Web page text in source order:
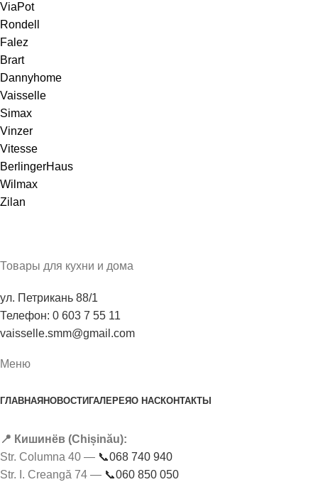
ViaPot
Rondell
Falez
Brart
Dannyhome
Vaisselle
Simax
Vinzer
Vitesse
BerlingerHaus
Wilmax
Zilan
Товары для кухни и дома
ул. Петрикань 88/1
Телефон: 0 603 7 55 11
vaisselle.smm@gmail.com
Меню
ГЛАВНАЯ НОВОСТИ ГАЛЕРЕЯО НАСКОНТАКТЫ
📍 Кишинёв (Chișinău):
Str. Columna 40 — 📞068 740 940
Str. I. Creangă 74 — 📞060 850 050